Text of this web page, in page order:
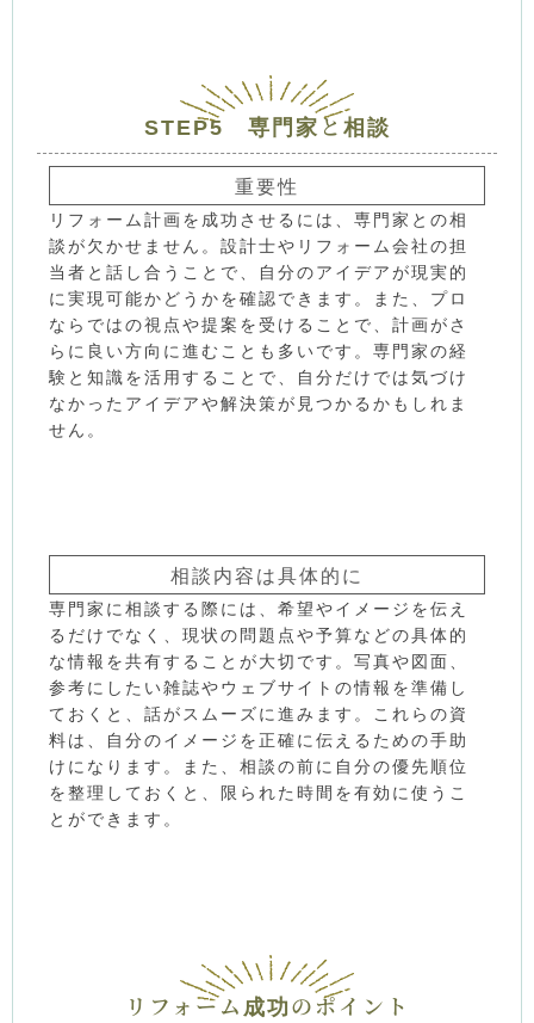
STEP5 専門家と相談
重要性
リフォーム計画を成功させるには、専門家との相
談が欠かせません。設計士やリフォーム会社の担
当者と話し合うことで、自分のアイデアが現実的
に実現可能かどうかを確認できます。また、プロ
ならではの視点や提案を受けることで、計画がさ
らに良い方向に進むことも多いです。専門家の経
験と知識を活用することで、自分だけでは気づけ
なかったアイデアや解決策が見つかるかもしれま
せん。
相談内容は具体的に
専門家に相談する際には、希望やイメージを伝え
るだけでなく、現状の問題点や予算などの具体的
な情報を共有することが大切です。写真や図面、
参考にしたい雑誌やウェブサイトの情報を準備し
ておくと、話がスムーズに進みます。これらの資
料は、自分のイメージを正確に伝えるための手助
けになります。また、相談の前に自分の優先順位
を整理しておくと、限られた時間を有効に使うこ
とができます。
リフォーム成功のポイント